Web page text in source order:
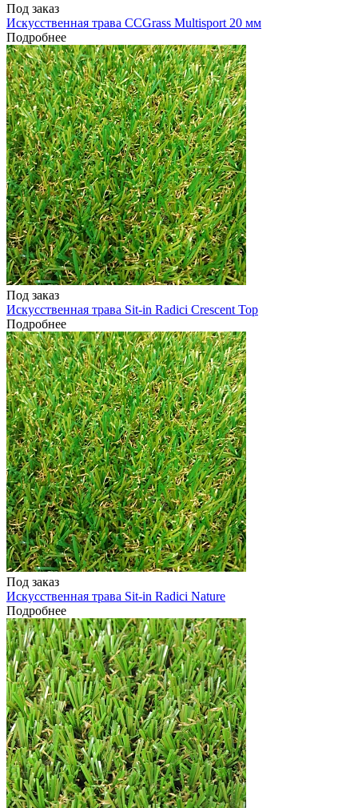
Под заказ
Искусственная трава CCGrass Multisport 20 мм
Подробнее
Под заказ
Искусственная трава Sit-in Radici Crescent Top
Подробнее
Под заказ
Искусственная трава Sit-in Radici Nature
Подробнее